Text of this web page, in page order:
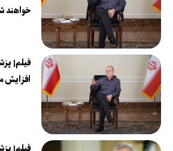
خواهند
فیلم|
افزایش